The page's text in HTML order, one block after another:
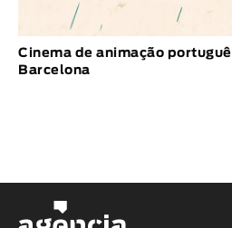
Cinema de animação
Barcelona